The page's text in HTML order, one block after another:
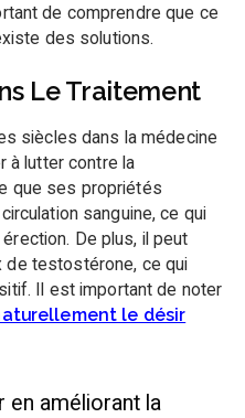
de comprendre que ce
des solutions.
Le Traitement
siècles dans la médecine
à lutter contre la
que ses propriétés
sanguine, ce qui
De plus, il peut
de testostérone, ce qui
Il est important de noter
le désir
en améliorant la